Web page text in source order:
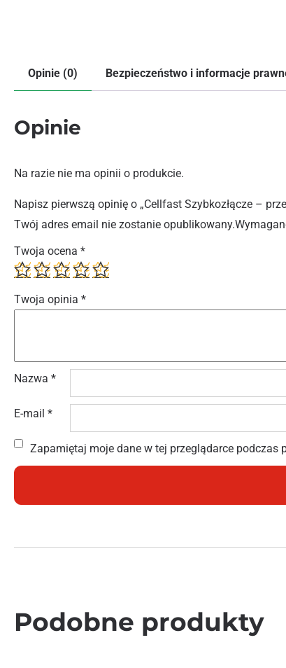
Opinie (0) Bezpieczeństwo i informacje
Opinie
Na razie nie ma opinii o produkcie.
Napisz pierwszą opinię o „Cellfast Szybkozłącze –
Twój adres email nie zostanie opublikowany.
Twoja ocena *
Twoja opinia *
Nazwa *
E-mail *
Zapamiętaj moje dane w tej przeglądarce podczas
Podobne produkty